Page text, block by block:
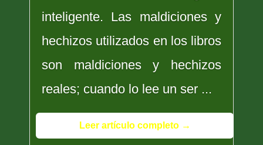
inteligente. Las maldiciones y
hechizos utilizados en los libros
son maldiciones y hechizos
reales; cuando lo lee un ser ...
Leer artículo completo →